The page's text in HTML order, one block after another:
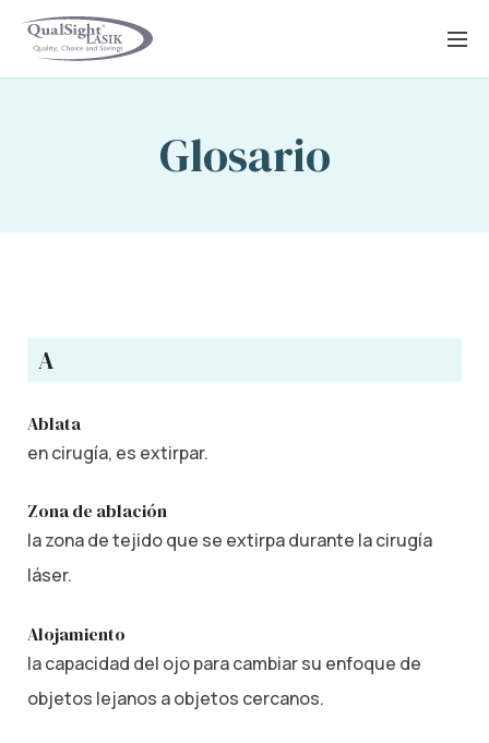
Saltar
Glosario
A
Ablata
en cirugía, es extirpar.
Zona de ablación
la zona de tejido que se extirpa durante la cirugía
láser.
Alojamiento
la capacidad del ojo para cambiar su enfoque de
objetos lejanos a objetos cercanos.